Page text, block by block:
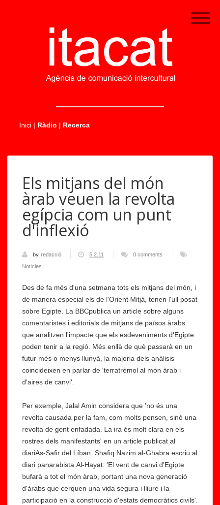
Inici | Ràdio | Recerca
Els mitjans del món
àrab veuen la revolta
egípcia com un punt
d'inflexió
by redacció 5.2.11
0 comments
Notícies
Des de fa més d'una setmana tots els mitjans del món, i
de manera especial els de l'Orient Mitjà, tenen l'ull posat
sobre Egipte. La BBCpublica un article sobre alguns
comentaristes i editorials de mitjans de països àrabs
que analitzen l'impacte que els esdeveniments d'Egipte
poden tenir a la regió. Més enllà de què passarà en un
futur més o menys llunyà, la majoria dels anàlisis
coincideixen en parlar de 'terratrèmol al món àrab i
d'aires de canvi'.
Per exemple, Jalal Amin considera que 'no és una
revolta causada per la fam, com molts pensen, sinó una
revolta de gent enfadada. La ira és molt clara en els
rostres dels manifestants' en un article publicat al
diariAs-Safir del Líban. Shafiq Nazim al-Ghabra escriu al
diari panarabista Al-Hayat: 'El vent de canvi d'Egipte
bufarà a tot el món àrab, portant una nova generació
d'àrabs que cerquen una vida segura i lliure i la
participació en la construcció d'estats democràtics civils'.